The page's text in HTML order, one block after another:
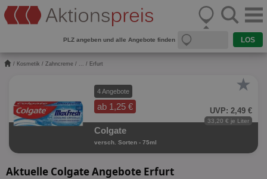
PLZ angeben und alle Angebote finden
/ Kosmetik / Zahncreme / ... / Erfurt
4 Angebote
ab 1,25 €
★
UVP: 2,49 €
33,20 € je Liter
Colgate
versch. Sorten - 75ml
Aktuelle Colgate Angebote Erfurt